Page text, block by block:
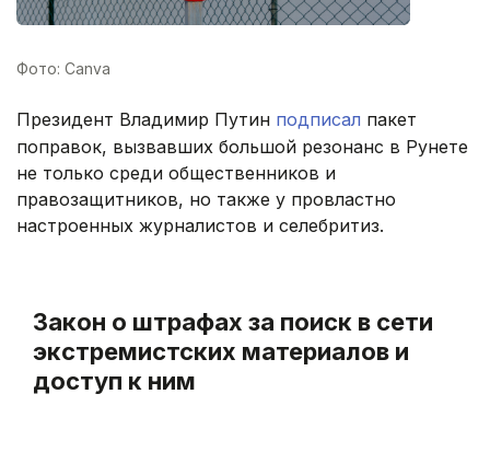
Фото: Canva
Президент Владимир Путин подписал пакет
поправок, вызвавших большой резонанс в Рунете
не только среди общественников и
правозащитников, но также у провластно
настроенных журналистов и селебритиз.
Закон о штрафах за поиск в сети
экстремистских материалов и
доступ к ним